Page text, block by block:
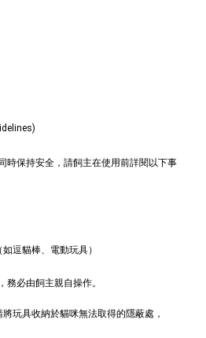
具
德國 Aumüller 奧咪樂
時保持安全，請飼主在使用前詳閱以下事
逗貓棒、電動玩具）
務必由飼主親自操作。
玩具收納於貓咪無法取得的隱蔽處，